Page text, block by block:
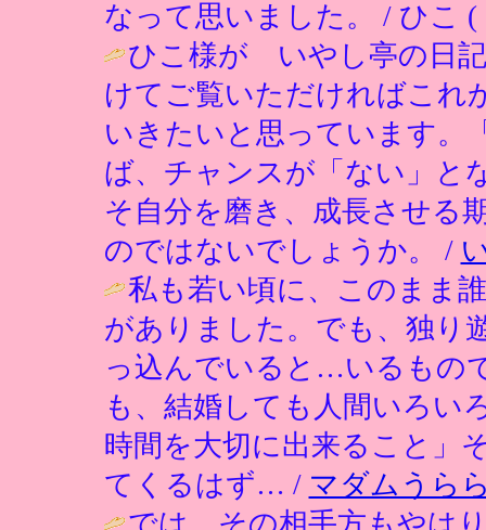
なって思いました。 / ひこ (
ひこ様が いやし亭の日
けてご覧いただければこれ
いきたいと思っています。
ば、チャンスが「ない」と
そ自分を磨き、成長させる
のではないでしょうか。 /
私も若い頃に、このまま
がありました。でも、独り
っ込んでいると…いるもの
も、結婚しても人間いろ
時間を大切に出来ること」
てくるはず… / マダムうら
では、その相手方もやは